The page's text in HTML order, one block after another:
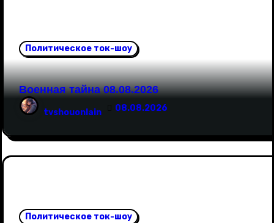
м
Политическое ток-шоу
Военная тайна 08.08.2026
tvshouonlain 08.08.2026
Политическое ток-шоу